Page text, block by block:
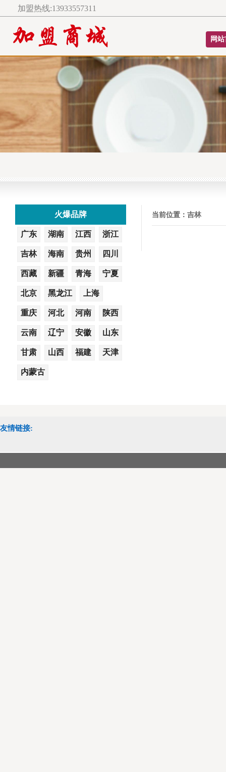
加盟热线:13933557311
网
火爆品牌
广东 湖南 江西 浙江
吉林 海南 贵州 四川
西藏 新疆 青海 宁夏
北京 黑龙江 上海
重庆 河北 河南 陕西
云南 辽宁 安徽 山东
甘肃 山西 福建 天津
内蒙古
当前位置： 吉林
友情链接: